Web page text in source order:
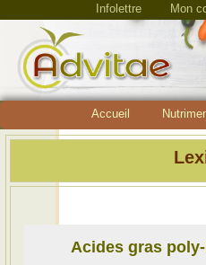
Infolettre Mon
Accueil
Acides gras